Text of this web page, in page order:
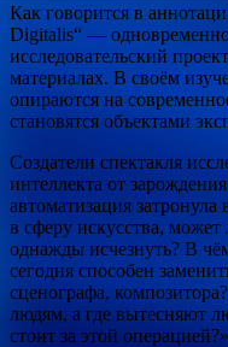
Как говорится в
Digitalis“ —
исследовательский
материалах. В своём
опираются на
становятся объектами
Создатели спектакля
интеллекта от
автоматизация
в сферу искусства,
однажды исчезнуть? В
сегодня способен
сценографа,
людям, а где вытесняют
стоит за этой операцией?»